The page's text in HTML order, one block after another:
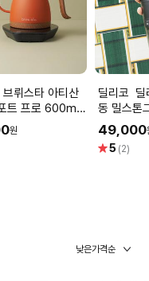
트 프로 600ml
렌지
원
딜리코 딜리코 커피 원두 전
동 밀스톤
49,000
별5 (2)
낮은가격순